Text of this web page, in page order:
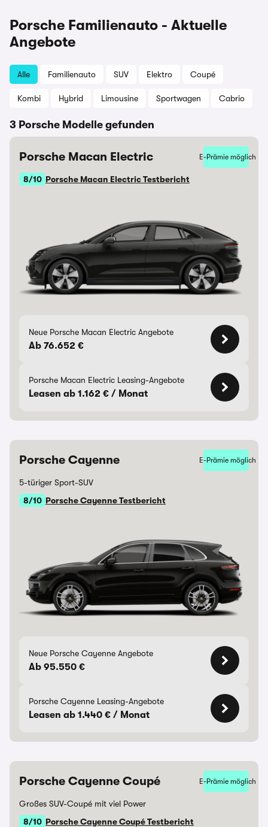
Porsche Familienauto - Aktuelle
Angebote
Alle Familienauto SUV Elektro Coupé
Kombi Hybrid Limousine Sportwagen Cabrio
3 Porsche Modelle gefunden
Porsche Macan Electric E-Prämie möglich
8/10 Porsche Macan Electric Testbericht
Neue Porsche Macan Electric Angebote
Ab 76.652 €
Porsche Macan Electric Leasing-Angebote
Leasen ab 1.162 € / Monat
Porsche Cayenne E-Prämie möglich
5-türiger Sport-SUV
8/10 Porsche Cayenne Testbericht
Neue Porsche Cayenne Angebote
Ab 95.550 €
Porsche Cayenne Leasing-Angebote
Leasen ab 1.440 € / Monat
Porsche Cayenne Coupé E-Prämie möglich
Großes SUV-Coupé mit viel Power
8/10 Porsche Cayenne Coupé Testbericht